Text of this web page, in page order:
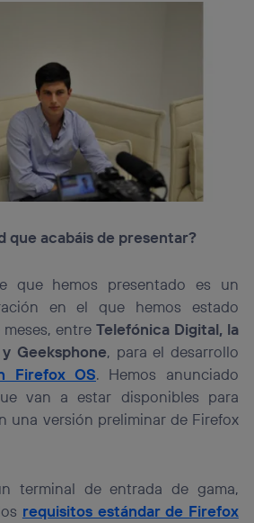
que acabáis de presentar?
que hemos presentado es un
en el que hemos estado
entre Telefónica Digital, la
Geeksphone, para el desarrollo
Firefox OS. Hemos anunciado
van a estar disponibles para
una versión preliminar de Firefox
terminal de entrada de gama,
requisitos estándar de Firefox